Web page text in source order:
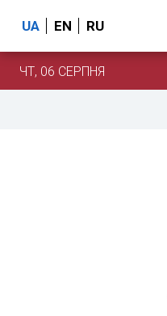
UA EN RU
ЧТ, 06 СЕРПНЯ